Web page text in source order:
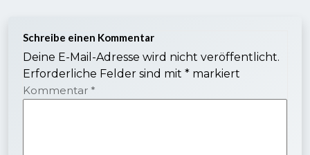
Schreibe einen Kommentar
Deine E-Mail-Adresse wird nicht veröffentlicht.
Erforderliche Felder sind mit * markiert
Kommentar *